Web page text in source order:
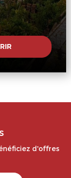
d'offres